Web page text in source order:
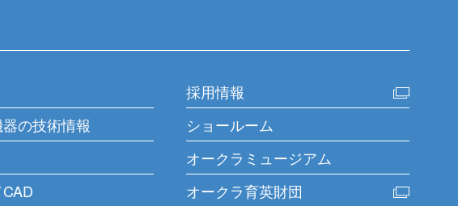
の技術情報
採用情報
ショールーム
オークラミュージアム
オークラ育英財団